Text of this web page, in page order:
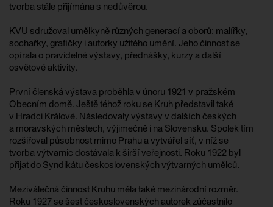
tvorba stále přijímána s nedůvěrou.
KVU sdružoval umělkyně různých generací a oborů: malířky,
sochařky, grafičky i autorky užitého umění. Jeho činnost se
opírala o pravidelné výstavy, přednášky, kurzy a další
osvětové aktivity.
První členská výstava proběhla v únoru 1921 v pražském
Obecním domě. Ještě téhož roku se Kruh představil také
v Hradci Králové. Následovaly výstavy v dalších českých
a moravských městech, výjimečně i na Slovensku. Spolek tím
rozšiřoval působnost mimo Prahu a vytvářel síť, v níž se
tvorba výtvarnic dostávala k širší veřejnosti. Roku 1922 byl
přijat do Syndikátu československých výtvarných umělců.
Meziválečná činnost Kruhu měla také mezinárodní rozměr.
Roku 1927 se šest československých autorek zúčastnilo